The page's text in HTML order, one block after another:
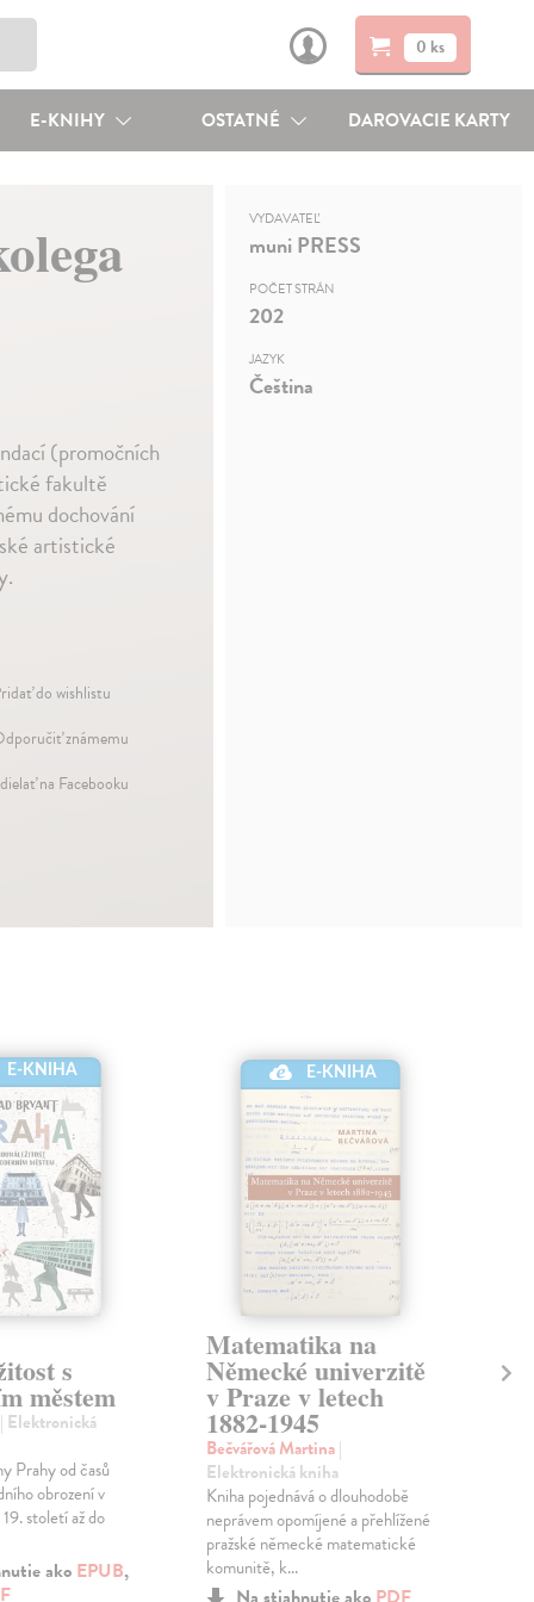
0 ks
E-KNIHY OSTATNÉ DAROVACIE KARTY
(promočních
fakultě
dochování
artistické
do wishlistu
známemu
na Facebooku
VYDAVATEĽ
muni PRESS
POČET STRÁN
202
JAZYK
Čeština
E-KNIHA
s
městem
| Elektronická
Prahy od časů
obrození v
století až do
ako EPUB,
E-KNIHA
Matematika na
Německé univerzitě
v Praze v letech
1882-1945
Bečvářová Martina|
Elektronická kniha
Kniha pojednává o dlouhodobě
neprávem opomíjené a přehlížené
pražské německé matematické
komunitě, k...